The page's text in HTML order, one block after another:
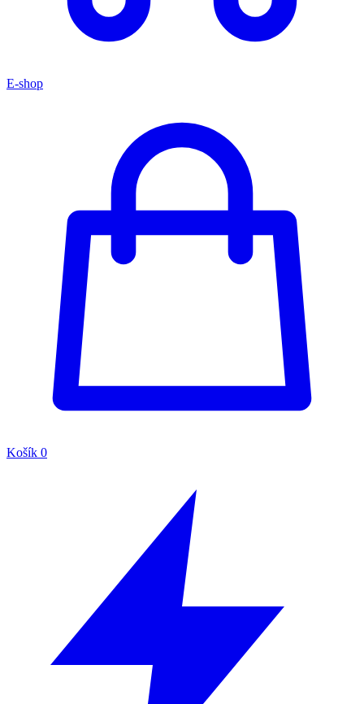
E-shop
Košík 0